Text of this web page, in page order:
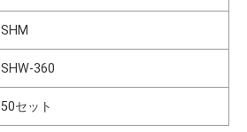
SHM
SHW-360
50セット